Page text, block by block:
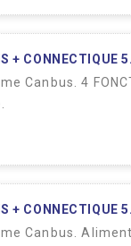
+ CONNECTIQUE
Canbus. 4
+ CONNECTIQUE
Canbus.